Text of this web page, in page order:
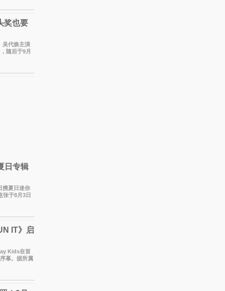
奖也要
代焕主演
随后于9月
本剧改
日专辑
夏日迷你
张于8月3日
着
IT》启
Kids在首
幕。据所属
至2日